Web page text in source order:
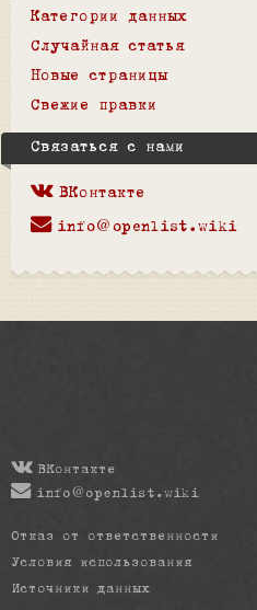
Категории данных
Случайная статья
Новые страницы
Свежие правки
Связаться с нами
ВКонтакте
info@openlist.wiki
ВКонтакте
info@openlist.wiki
Отказ от ответственности
Условия использования
Источники данных